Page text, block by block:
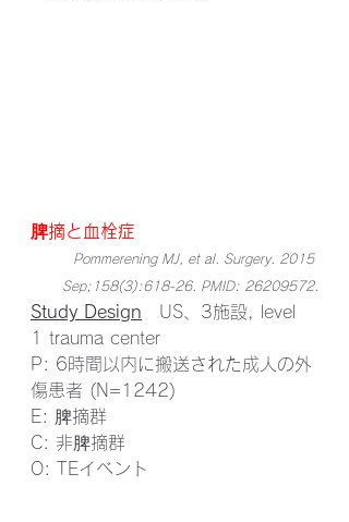
脾摘と血栓症
Pommerening MJ, et al. Surgery. 2015
Sep;158(3):618-26. PMID: 26209572.
Study Design US、3施設, level
1 trauma center
P: 6時間以内に搬送された成人の外
傷患者 (N=1242)
E: 脾摘群
C: 非脾摘群
O: TEイベント